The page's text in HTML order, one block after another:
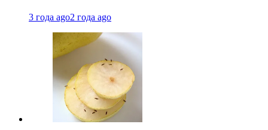
3 года ago2 года ago